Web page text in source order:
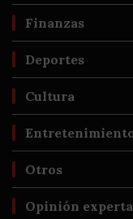
Finanzas
Deportes
Cultura
Otros
Opinión experta